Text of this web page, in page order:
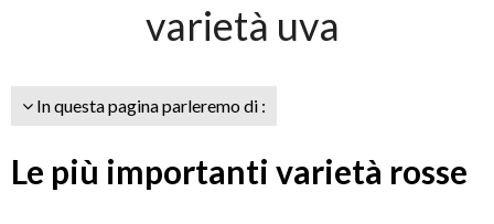
varietà uva
In questa pagina parleremo di :
Le più importanti varietà rosse